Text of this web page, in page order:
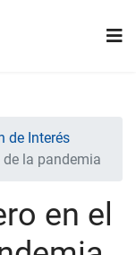
de Interés
la pandemia
en el